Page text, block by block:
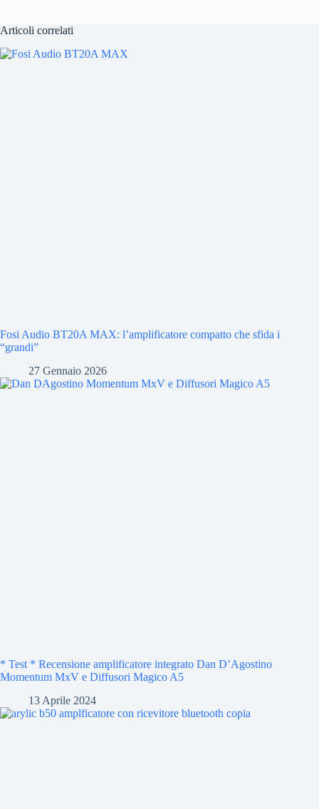
Articoli correlati
Fosi Audio BT20A MAX: l’amplificatore compatto che sfida i
“grandi”
27 Gennaio 2026
* Test * Recensione amplificatore integrato Dan D’Agostino
Momentum MxV e Diffusori Magico A5
13 Aprile 2024